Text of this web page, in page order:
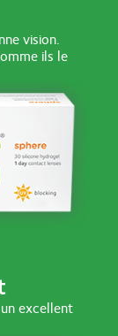
vision.
ils le
excellent